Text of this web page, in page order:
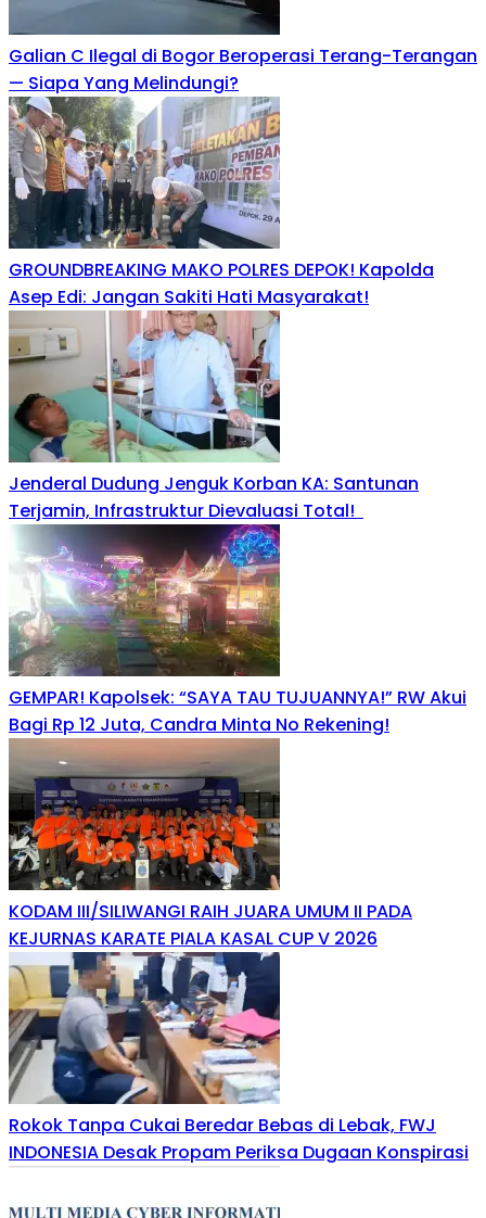
Galian C Ilegal di Bogor Beroperasi Terang-Terangan
— Siapa Yang Melindungi?
GROUNDBREAKING MAKO POLRES DEPOK! Kapolda
Asep Edi: Jangan Sakiti Hati Masyarakat!
Jenderal Dudung Jenguk Korban KA: Santunan
Terjamin, Infrastruktur Dievaluasi Total!
GEMPAR! Kapolsek: “SAYA TAU TUJUANNYA!” RW Akui
Bagi Rp 12 Juta, Candra Minta No Rekening!
KODAM III/SILIWANGI RAIH JUARA UMUM II PADA
KEJURNAS KARATE PIALA KASAL CUP V 2026
Rokok Tanpa Cukai Beredar Bebas di Lebak, FWJ
INDONESIA Desak Propam Periksa Dugaan Konspirasi